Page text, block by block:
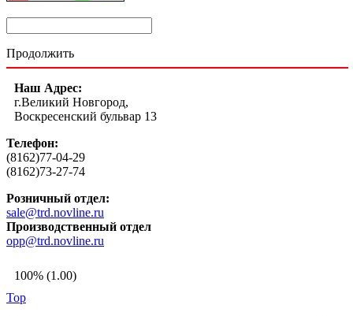
Продолжить
Наш Адрес:
г.Великий Новгород,
Воскресенский бульвар 13
Телефон:
(8162)77-04-29
(8162)73-27-74
Розничный отдел:
sale@trd.novline.ru
Производственный отдел
opp@trd.novline.ru
100% (1.00)
Top